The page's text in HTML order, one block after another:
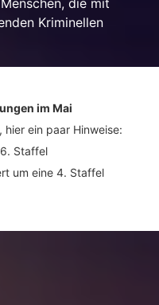
die mit
Kriminellen
im Mai
hier ein paar Hinweise:
Staffel
um eine 4. Staffel